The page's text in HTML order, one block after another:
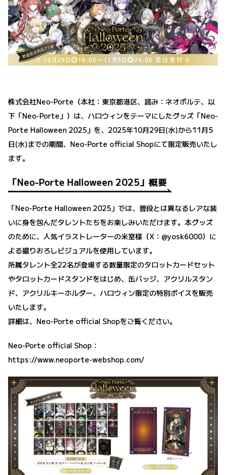
株式会社Neo-Porte（本社：東京都港区、読み：ネオポルテ、以
下「Neo-Porte」）は、ハロウィンをテーマにしたグッズ「Neo-
Porte Halloween 2025」を、2025年10月29日(水)から11月5
日(水)までの期間、Neo-Porte official Shopにて限定販売いたし
ます。
「Neo-Porte Halloween 2025」概要
「Neo-Porte Halloween 2025」では、普段とは異なるレアな装
いに身を包んだタレントたちをお楽しみいただけます。本グッズ
のために、人気イラストレーターの米室様（X： @yosk6000）に
よる撮りおろしビジュアルを使用しています。
所属タレント全22名が登場する数量限定のタロットカードセット
やタロットカードスタンドをはじめ、缶バッジ、アクリルスタン
ド、アクリルキーホルダー、ハロウィン限定の特別ボイスを販売
いたします。
詳細は、Neo-Porte official Shopをご覧ください。
Neo-Porte official Shop：
https://www.neoporte-webshop.com/